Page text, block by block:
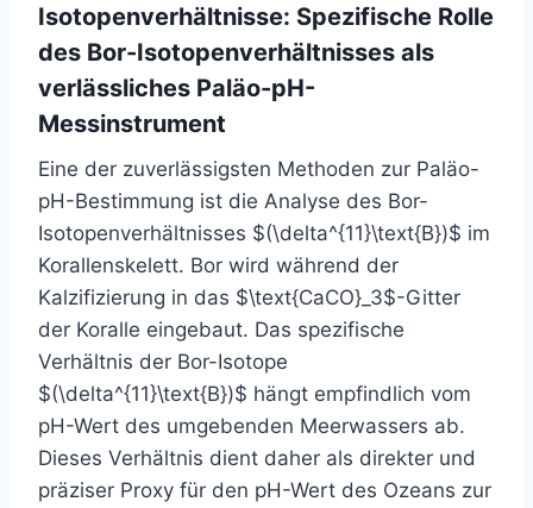
Isotopenverhältnisse: Spezifische Rolle
des Bor-Isotopenverhältnisses als
verlässliches Paläo-pH-
Messinstrument
Eine der zuverlässigsten Methoden zur Paläo-
pH-Bestimmung ist die Analyse des Bor-
Isotopenverhältnisses $(\delta^{11}\text{B})$ im
Korallenskelett. Bor wird während der
Kalzifizierung in das $\text{CaCO}_3$-Gitter
der Koralle eingebaut. Das spezifische
Verhältnis der Bor-Isotope
$(\delta^{11}\text{B})$ hängt empfindlich vom
pH-Wert des umgebenden Meerwassers ab.
Dieses Verhältnis dient daher als direkter und
präziser Proxy für den pH-Wert des Ozeans zur